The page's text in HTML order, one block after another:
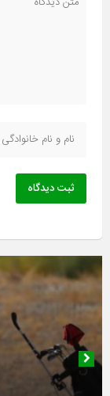
ثبت دیدگاه